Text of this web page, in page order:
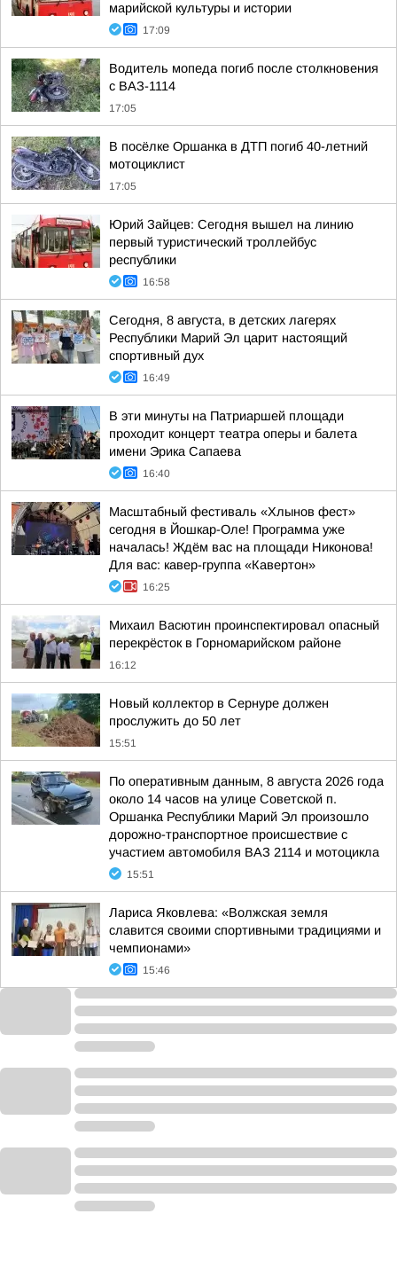
марийской культуры и истории
17:09
Водитель мопеда погиб после столкновения
с ВАЗ-1114
17:05
В посёлке Оршанка в ДТП погиб 40-летний
мотоциклист
17:05
Юрий Зайцев: Сегодня вышел на линию
первый туристический троллейбус
республики
16:58
Сегодня, 8 августа, в детских лагерях
Республики Марий Эл царит настоящий
спортивный дух
16:49
В эти минуты на Патриаршей площади
проходит концерт театра оперы и балета
имени Эрика Сапаева
16:40
Масштабный фестиваль «Хлынов фест»
сегодня в Йошкар-Оле! Программа уже
началась! Ждём вас на площади Никонова!
Для вас: кавер-группа «Кавертон»
16:25
Михаил Васютин проинспектировал опасный
перекрёсток в Горномарийском районе
16:12
Новый коллектор в Сернуре должен
прослужить до 50 лет
15:51
По оперативным данным, 8 августа 2026 года
около 14 часов на улице Советской п.
Оршанка Республики Марий Эл произошло
дорожно-транспортное происшествие с
участием автомобиля ВАЗ 2114 и мотоцикла
15:51
Лариса Яковлева: «Волжская земля
славится своими спортивными традициями и
чемпионами»
15:46